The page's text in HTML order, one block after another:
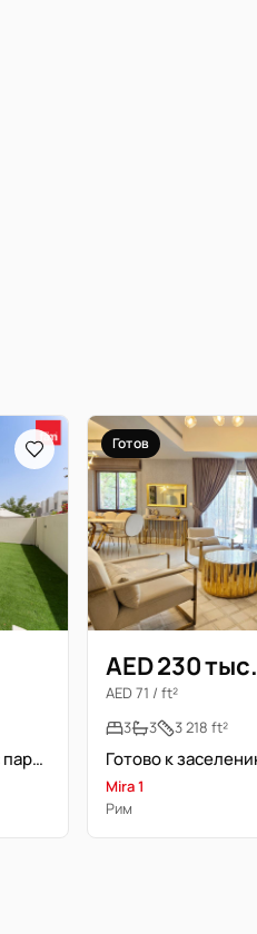
3 спальни + кабинет | Рядом с парком | Тип J | Готово к заселению
Готов
AED 230 тыс.
AED 71 / ft²
3
3 3 218 ft²
Mira 1
Рим